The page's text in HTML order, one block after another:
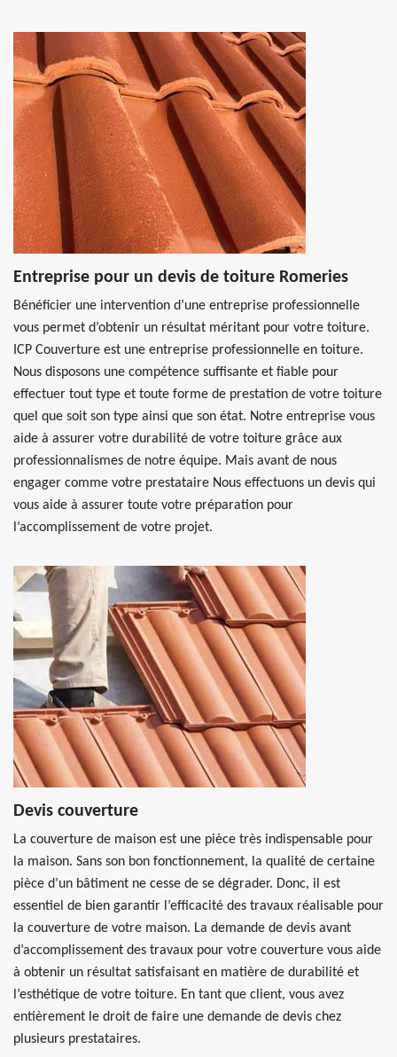
Entreprise pour un devis de toiture Romeries
Bénéficier une intervention d’une entreprise professionnelle
vous permet d’obtenir un résultat méritant pour votre toiture.
ICP Couverture est une entreprise professionnelle en toiture.
Nous disposons une compétence suffisante et fiable pour
effectuer tout type et toute forme de prestation de votre toiture
quel que soit son type ainsi que son état. Notre entreprise vous
aide à assurer votre durabilité de votre toiture grâce aux
professionnalismes de notre équipe. Mais avant de nous
engager comme votre prestataire Nous effectuons un devis qui
vous aide à assurer toute votre préparation pour
l’accomplissement de votre projet.
Devis couverture
La couverture de maison est une pièce très indispensable pour
la maison. Sans son bon fonctionnement, la qualité de certaine
pièce d’un bâtiment ne cesse de se dégrader. Donc, il est
essentiel de bien garantir l’efficacité des travaux réalisable pour
la couverture de votre maison. La demande de devis avant
d’accomplissement des travaux pour votre couverture vous aide
à obtenir un résultat satisfaisant en matière de durabilité et
l’esthétique de votre toiture. En tant que client, vous avez
entièrement le droit de faire une demande de devis chez
plusieurs prestataires.